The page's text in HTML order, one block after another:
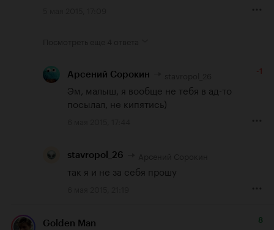
Арсений Сорокин -1
Эм, малыш, я вообще не тебя в ад-то
посылал, не кипятись)
stavropol_26
так я и не за себя прошу
Golden Man 8